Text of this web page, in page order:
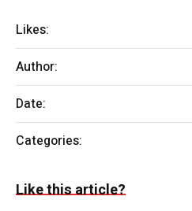
Likes:
Author:
Date:
Categories:
Like this article?